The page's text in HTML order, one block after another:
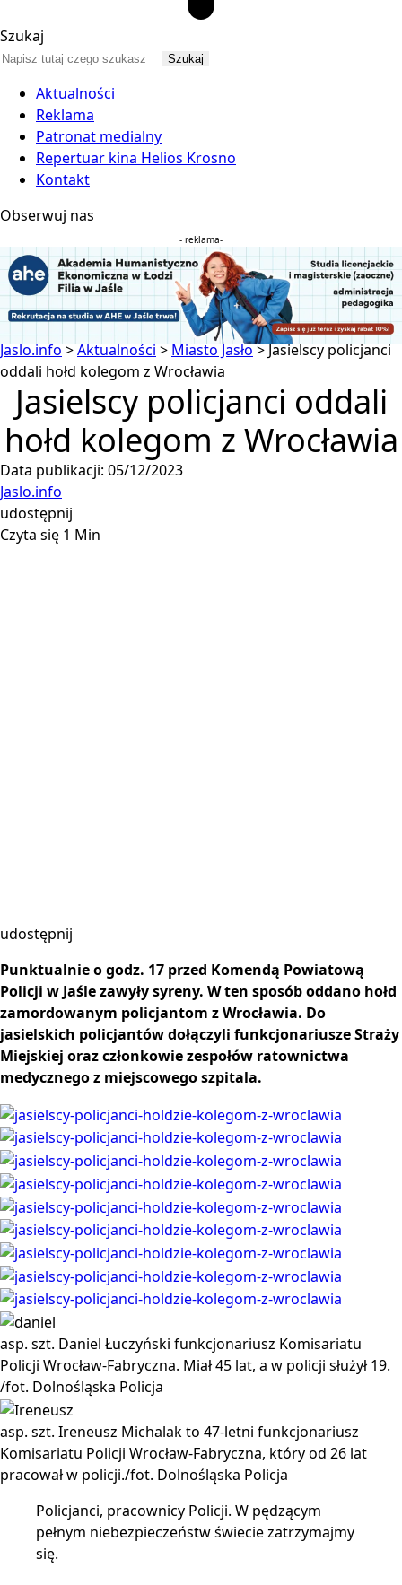
Szukaj
Aktualności
Reklama
Patronat medialny
Repertuar kina Helios Krosno
Kontakt
Obserwuj nas
- reklama-
Jaslo.info>Aktualności > Miasto Jasło>Jasielscy policjanci
oddali hołd kolegom z Wrocławia
Jasielscy policjanci oddali
hołd kolegom z Wrocławia
Data publikacji: 05/12/2023
Jaslo.info
udostępnij
Czyta się 1 Min
udostępnij
Punktualnie o godz. 17 przed Komendą Powiatową
Policji w Jaśle zawyły syreny. W ten sposób oddano hołd
zamordowanym policjantom z Wrocławia. Do
jasielskich policjantów dołączyli funkcjonariusze Straży
Miejskiej oraz członkowie zespołów ratownictwa
medycznego z miejscowego szpitala.
asp. szt. Daniel Łuczyński funkcjonariusz Komisariatu
Policji Wrocław-Fabryczna. Miał 45 lat, a w policji służył 19.
/fot. Dolnośląska Policja
asp. szt. Ireneusz Michalak to 47-letni funkcjonariusz
Komisariatu Policji Wrocław-Fabryczna, który od 26 lat
pracował w policji./fot. Dolnośląska Policja
Policjanci, pracownicy Policji. W pędzącym
pełnym niebezpieczeństw świecie zatrzymajmy
się.